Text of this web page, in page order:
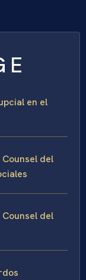
en el
Counsel del
del